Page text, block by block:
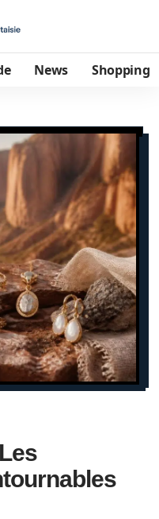
News Shopping